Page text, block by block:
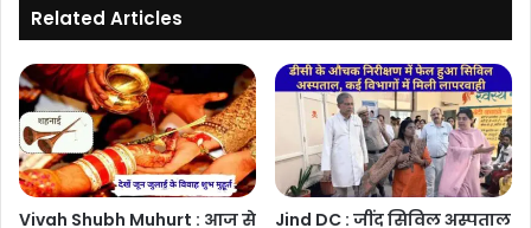
का
भाग्य
चमकेगा
Related Articles
Vivah Shubh Muhurt : आज से
Jind DC : जींद सिविल अस्पताल